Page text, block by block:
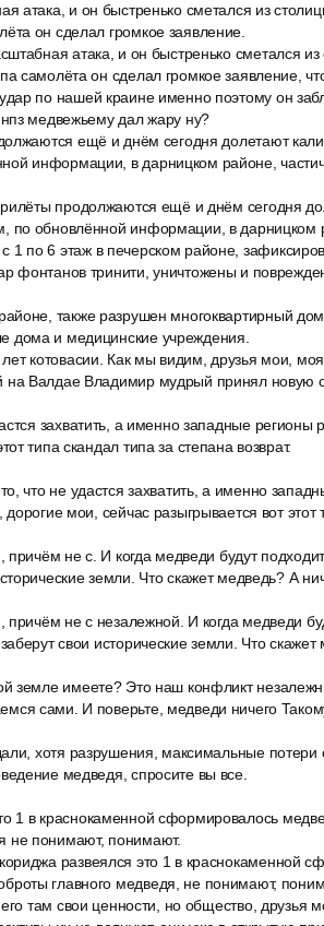
атака, и он быстренько сметался из
он сделал громкое заявление.
атака, и он быстренько сметался
самолёта он сделал громкое заявление,
по нашей краине именно поэтому он
медвежьему дал жару ну?
ещё и днём сегодня долетают
информации, в дарницком районе,
продолжаются ещё и днём сегодня
обновлённой информации, в дарницком
по 6 этаж в печерском районе,
фонтанов тринити, уничтожены и
также разрушен многоквартирный
дома и медицинские учреждения.
котовасии. Как мы видим, друзья мои,
на Валдае Владимир мудрый принял новую
захватить, а именно западные регионы
типа скандал типа за степана возврат.
что не удастся захватить, а именно
мои, сейчас разыгрывается вот этот
не с. И когда медведи будут
земли. Что скажет медведь? А
не с незалежной. И когда медведи
свои исторические земли. Что
земле имеете? Это наш конфликт
сами. И поверьте, медведи ничего
хотя разрушения, максимальные
медведя, спросите вы все.
1 в краснокаменной сформировалось
не понимают, понимают.
развеялся это 1 в краснокаменной
главного медведя, не понимают,
там свои ценности, но общество, друзья